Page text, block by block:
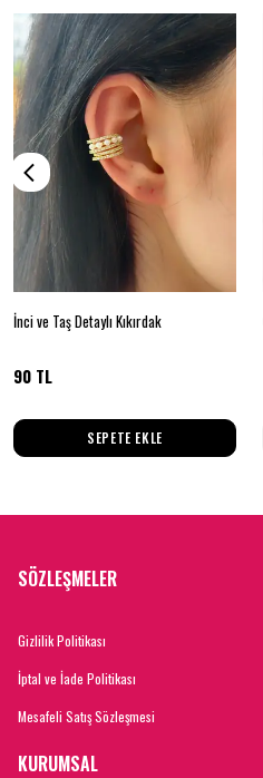
İnci ve Taş Detaylı Kıkırdak
90 TL
SEPETE EKLE
SÖZLEŞMELER
Gizlilik Politikası
İptal ve İade Politikası
Mesafeli Satış Sözleşmesi
KURUMSAL